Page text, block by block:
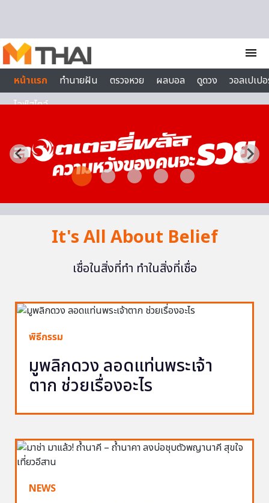
menu
หน้าแรก
ทำนายฝัน ตรวจหวย ผลบอล ดูดวง
วอลเปเป
ไลฟ์สไตล์
It's All About Belief
เชื่อในสิ่งที่ทำ ทำในสิ่งที่เชื่อ
พิธีกรรม
มูพลิกดวง ลอดแท่นพระเจ้า
ตาก ช่วยเรื่องอะไร
NEWS